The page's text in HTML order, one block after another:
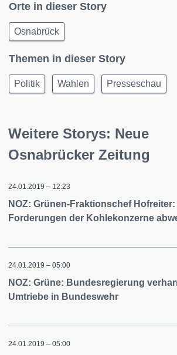
Orte in dieser Story
Osnabrück
Themen in dieser Story
Politik Wahlen Presseschau
Weitere Storys: Neue
Osnabrücker Zeitung
24.01.2019 – 12:23
NOZ: Grünen-Fraktionschef
Forderungen der Kohlekonzerne
24.01.2019 – 05:00
NOZ: Grüne: Bundesregierung
Umtriebe in Bundeswehr
24.01.2019 – 05:00